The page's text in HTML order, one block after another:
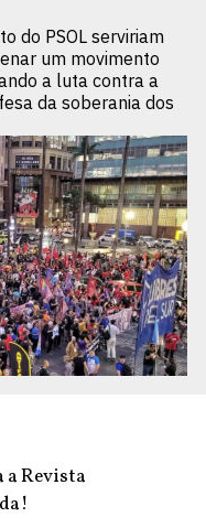
do PSOL serviriam
um movimento
a luta contra a
da soberania dos
a Revista